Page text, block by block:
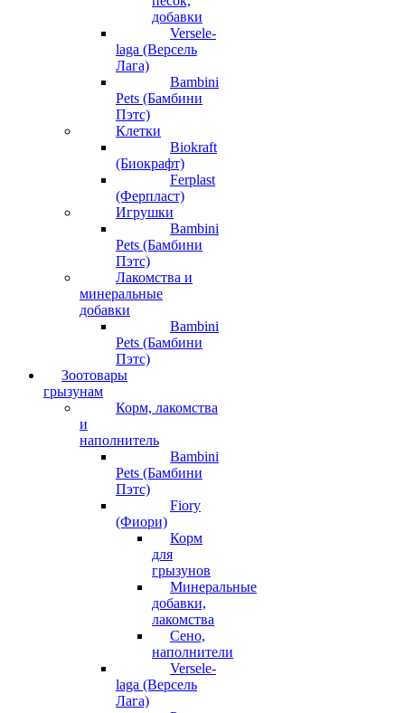
добавки
Versele-
laga (Версель
Лага)
Bambini
Pets (Бамбини
Пэтс)
Клетки
Biokraft
(Биокрафт)
Ferplast
(Ферпласт)
Игрушки
Bambini
Pets (Бамбини
Пэтс)
Лакомства и
минеральные
добавки
Bambini
Pets (Бамбини
Пэтс)
Зоотовары
грызунам
Корм, лакомства
и
наполнитель
Bambini
Pets (Бамбини
Пэтс)
Fiory
(Фиори)
Корм
для
грызунов
Минеральные
добавки,
лакомства
Сено,
наполнители
Versele-
laga (Версель
Лага)